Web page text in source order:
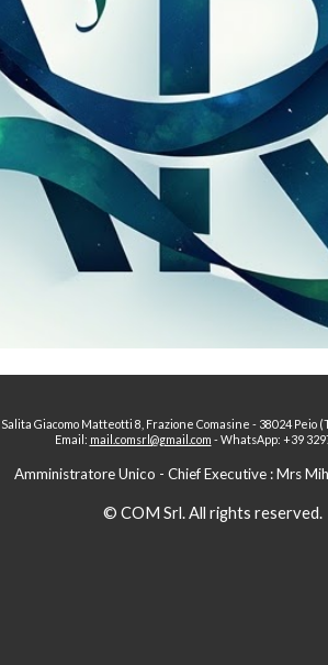
Salita Giacomo Matteotti 8, Frazione Comasine - 38024 Peio
Email: mail.comsrl@gmail.com -WhatsApp: +39
Amministratore Unico - Chief Executive : Mrs
© COM Srl. All rights reserved.